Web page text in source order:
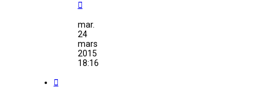
mar.
24
mars
2015
18:16